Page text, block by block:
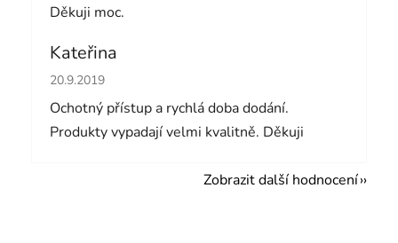
Děkuji moc.
Kateřina
Hodnocení obchodu je 5 z 5 hvězdiček.
20.9.2019
Ochotný přístup a rychlá doba dodání.
Produkty vypadají velmi kvalitně. Děkuji
Zobrazit další hodnocení